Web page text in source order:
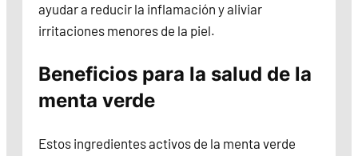
ayudar a reducir la inflamación y aliviar
irritaciones menores de la piel.
Beneficios para la salud de la
menta verde
Estos ingredientes activos de la menta verde